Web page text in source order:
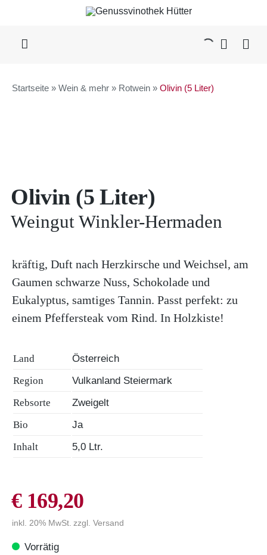
Toggle
GESCHENKE
ÜBER UNS
Startseite» Wein & mehr» Rotwein» Olivin (5 Liter)
Olivin (5 Liter)
Weingut Winkler-Hermaden
kräftig, Duft nach Herzkirsche und Weichsel, am
Gaumen schwarze Nuss, Schokolade und
Eukalyptus, samtiges Tannin. Passt perfekt: zu
einem Pfeffersteak vom Rind. In Holzkiste!
Land
Österreich
Region
Vulkanland Steiermark
Rebsorte
Zweigelt
Bio
Ja
Inhalt
5,0 Ltr.
€169,20
inkl. 20% MwSt. zzgl.Versand
Vorrätig